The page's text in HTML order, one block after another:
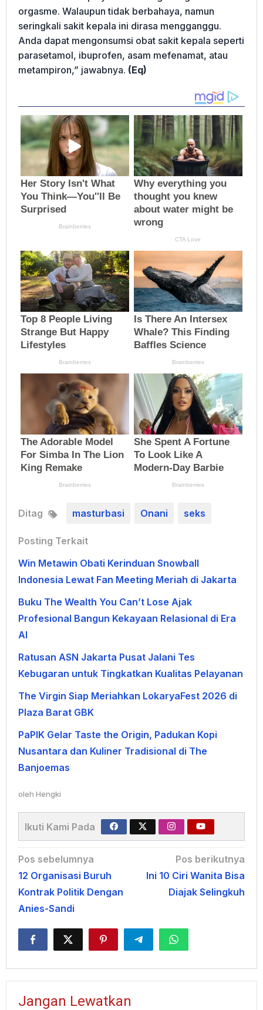
orgasme. Walaupun tidak berbahaya, namun
seringkali sakit kepala ini dirasa mengganggu.
Anda dapat mengonsumsi obat sakit kepala seperti
parasetamol, ibuprofen, asam mefenamat, atau
metampiron,” jawabnya. (Eq)
Ditag masturbasi Onani seks
Posting Terkait
Win Metawin Obati Kerinduan Snowball
Indonesia Lewat Fan Meeting Meriah di Jakarta
Buku The Wealth You Can’t Lose Ajak
Profesional Bangun Kekayaan Relasional di Era
AI
Ratusan ASN Jakarta Pusat Jalani Tes
Kebugaran untuk Tingkatkan Kualitas Pelayanan
The Virgin Siap Meriahkan LokaryaFest 2026 di
Plaza Barat GBK
PaPIK Gelar Taste the Origin, Padukan Kopi
Nusantara dan Kuliner Tradisional di The
Banjoemas
oleh Hengki
Ikuti Kami Pada
Navigasi
pos
Pos sebelumnya
12 Organisasi Buruh
Kontrak Politik Dengan
Anies-Sandi
Pos berikutnya
Ini 10 Ciri Wanita Bisa
Diajak Selingkuh
Jangan Lewatkan